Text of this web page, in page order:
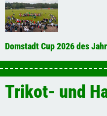
Domstadt Cup 2026 des
Trikot- und